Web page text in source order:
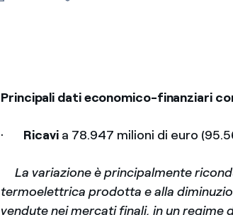
Principali dati economico-finanziari
· Ricavia 78.947 milioni di euro
­La variazione è principalmente
termoelettrica prodotta e alla
vendute nei mercati finali, in un regime